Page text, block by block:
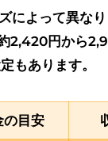
によって異な
2,420円から
もあります。
の目安